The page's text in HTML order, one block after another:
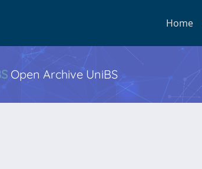
Home
Open Archive UniBS